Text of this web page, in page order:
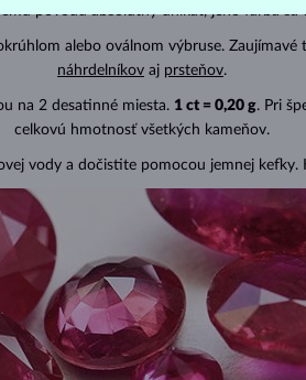
pôvodu absolútny unikát, jeho farba sa
alebo oválnom výbruse.
náhrdelníkov aj prsteňov.
na 2 desatinné miesta. 1 ct = 0,20 g. Pri
celkovú hmotnosť všetkých kameňov.
vody a dočistite pomocou jemnej